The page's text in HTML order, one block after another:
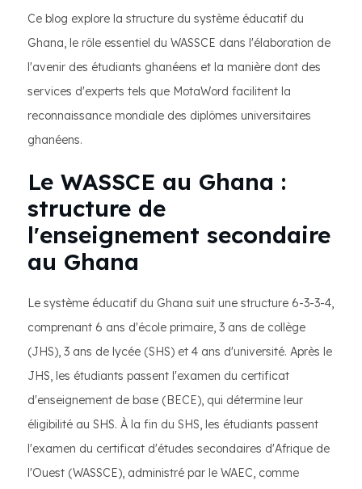
Ce blog explore la structure du système éducatif du
Ghana, le rôle essentiel du WASSCE dans l'élaboration de
l'avenir des étudiants ghanéens et la manière dont des
services d'experts tels que MotaWord facilitent la
reconnaissance mondiale des diplômes universitaires
ghanéens.
Le WASSCE au Ghana :
structure de
l'enseignement secondaire
au Ghana
Le système éducatif du Ghana suit une structure 6-3-3-4,
comprenant 6 ans d'école primaire, 3 ans de collège
(JHS), 3 ans de lycée (SHS) et 4 ans d'université. Après le
JHS, les étudiants passent l'examen du certificat
d'enseignement de base (BECE), qui détermine leur
éligibilité au SHS. À la fin du SHS, les étudiants passent
l'examen du certificat d'études secondaires d'Afrique de
l'Ouest (WASSCE), administré par le WAEC, comme